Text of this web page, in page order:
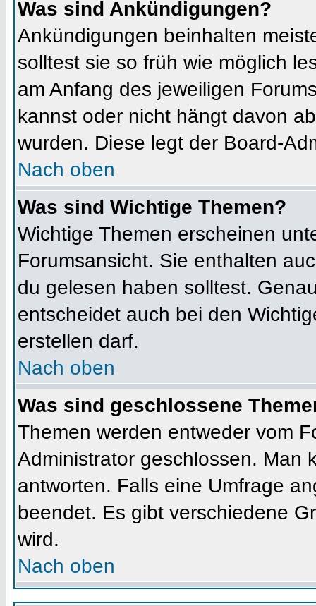
Was sind Ankündigungen?
Ankündigungen beinhalten
solltest sie so früh wie möglich
am Anfang des jeweiligen
kannst oder nicht hängt davon
wurden. Diese legt der Board-
Nach oben
Was sind Wichtige Themen?
Wichtige Themen erscheinen
Forumsansicht. Sie enthalten
du gelesen haben solltest.
entscheidet auch bei den
erstellen darf.
Nach oben
Was sind geschlossene
Themen werden entweder vom
Administrator geschlossen. Man
antworten. Falls eine Umfrage
beendet. Es gibt verschiedene
wird.
Nach oben